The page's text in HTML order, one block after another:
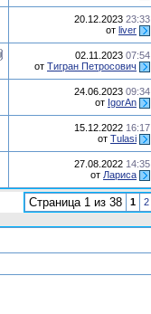
20.12.2023 23:33
от liver
02.11.2023 07:54
от Тигран Петросович
24.06.2023 09:34
от IgorAn
15.12.2022 16:17
от Tulasi
27.08.2022 14:35
от Лaриса
Страница 1 из 38 1 2